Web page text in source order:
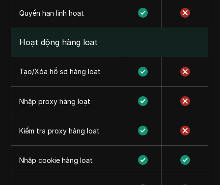
Quyền hạn linh hoạt
Hoạt động hàng loạt
Tạo/Xóa hồ sơ hàng loạt
Nhập proxy hàng loạt
Kiểm tra proxy hàng loạt
Nhập cookie hàng loạt